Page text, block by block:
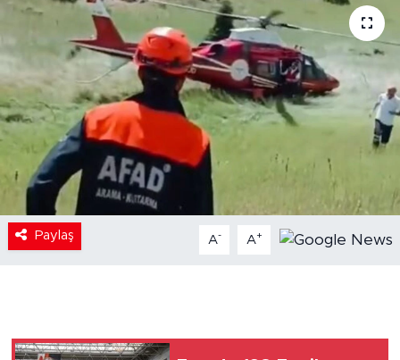
Paylaş A- A+